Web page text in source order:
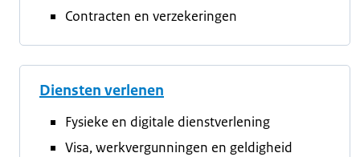
Contracten en verzekeringen
Diensten verlenen
Fysieke en digitale dienstverlening
Visa, werkvergunningen en geldigheid